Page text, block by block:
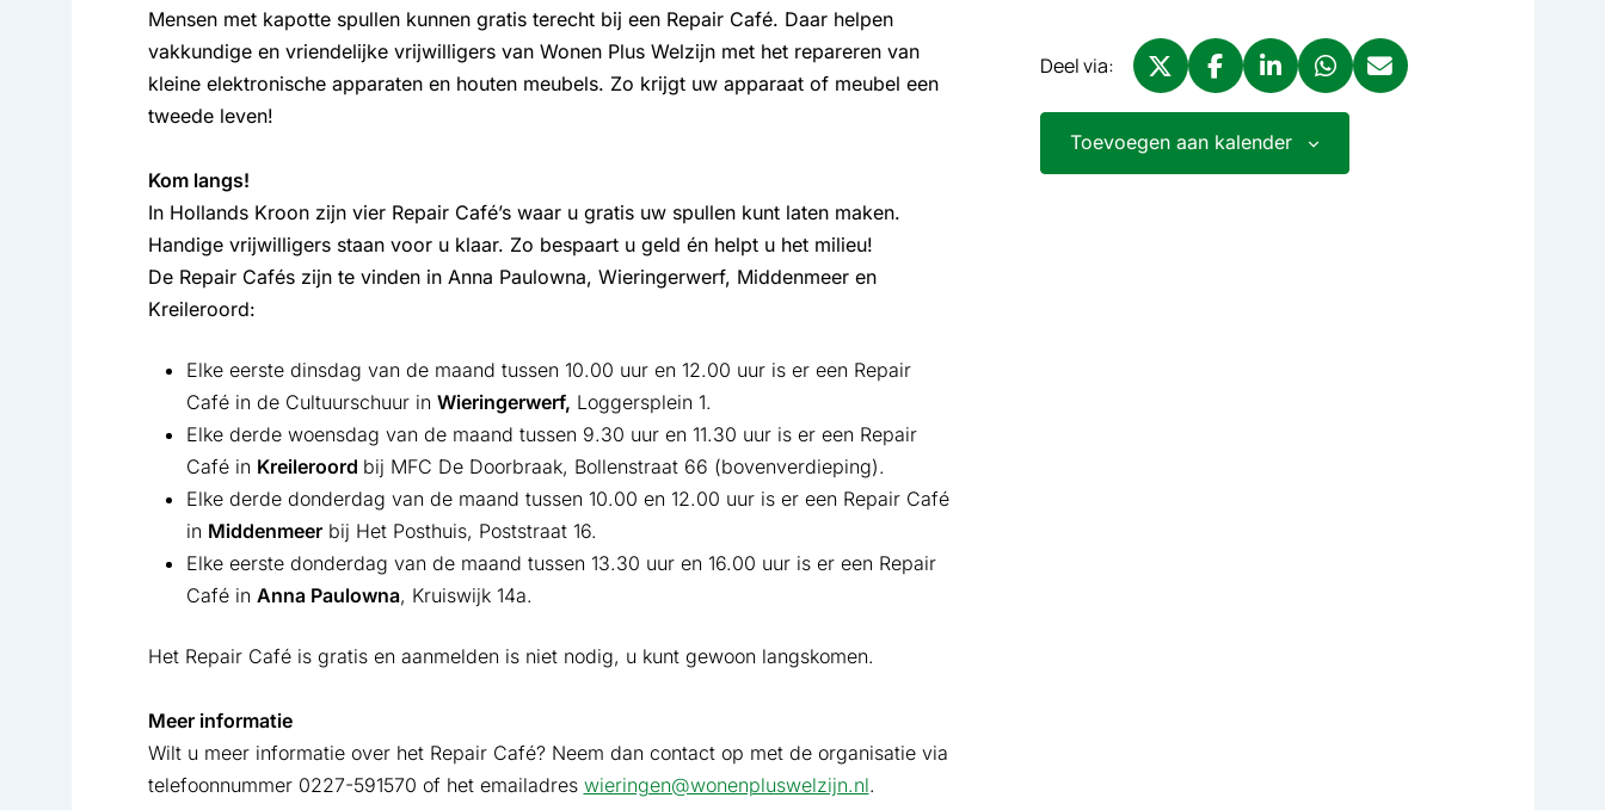
Mensen met kapotte spullen kunnen gratis terecht bij een Repair Café. Daar helpen
vakkundige en vriendelijke vrijwilligers van Wonen Plus Welzijn met het repareren van
kleine elektronische apparaten en houten meubels. Zo krijgt uw apparaat of meubel een
tweede leven!
Kom langs!
In Hollands Kroon zijn vier Repair Café’s waar u gratis uw spullen kunt laten maken.
Handige vrijwilligers staan voor u klaar. Zo bespaart u geld én helpt u het milieu!
De Repair Cafés zijn te vinden in Anna Paulowna, Wieringerwerf, Middenmeer en
Kreileroord:
Elke eerste dinsdag van de maand tussen 10.00 uur en 12.00 uur is er een Repair
Café in de Cultuurschuur in Wieringerwerf, Loggersplein 1.
Elke derde woensdag van de maand tussen 9.30 uur en 11.30 uur is er een Repair
Café in Kreileroord bij MFC De Doorbraak, Bollenstraat 66 (bovenverdieping).
Elke derde donderdag van de maand tussen 10.00 en 12.00 uur is er een Repair Café
in Middenmeerbij Het Posthuis, Poststraat 16.
Elke eerste donderdag van de maand tussen 13.30 uur en 16.00 uur is er een Repair
Café in Anna Paulowna, Kruiswijk 14a.
Het Repair Café is gratis en aanmelden is niet nodig, u kunt gewoon langskomen.
Meer informatie
Wilt u meer informatie over het Repair Café? Neem dan contact op met de organisatie via
telefoonnummer 0227-591570 of het emailadres wieringen@wonenpluswelzijn.nl.
Deel via:
Deel via X, opent in nieuw tabblad
Deel via Facebook, opent in nieuw tabblad
Deel via LinkedIn, opent in nieuw
Deel via WhatsApp, opent in
Toevoegen aan kalender